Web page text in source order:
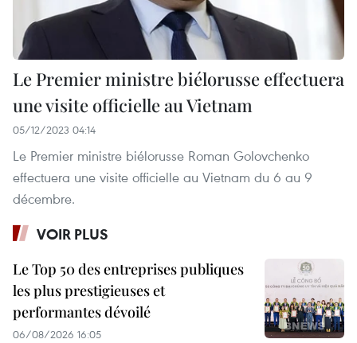
Le Premier ministre biélorusse effectuera
une visite officielle au Vietnam
05/12/2023 04:14
Le Premier ministre biélorusse Roman Golovchenko
effectuera une visite officielle au Vietnam du 6 au 9
décembre.
VOIR PLUS
Le Top 50 des entreprises publiques
les plus prestigieuses et
performantes dévoilé
06/08/2026 16:05